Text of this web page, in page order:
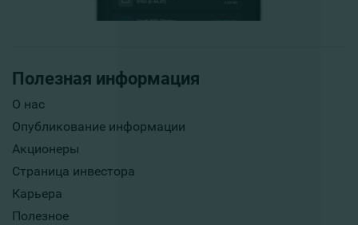
Полезная информация
О нас
Опубликование информации
Акционеры
Страница инвестора
Карьера
Полезное